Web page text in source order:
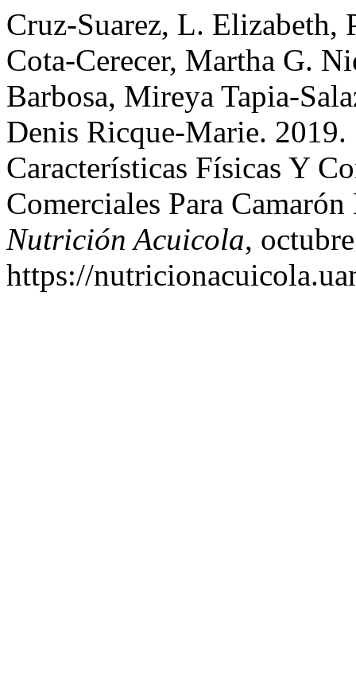
Cruz-Suarez, L. Elizabeth,
Cota-Cerecer, Martha G.
Barbosa, Mireya Tapia-
Denis Ricque-Marie.
Características Físicas Y
Comerciales Para
Nutrición Acuicola,
https://